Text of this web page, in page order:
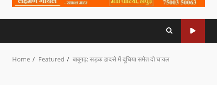
Home Featured बाबूगढ़: सड़क हादसे में दूधिया समेत दो घायल